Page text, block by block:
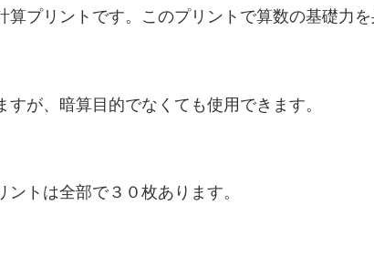
算プリントです。このプリントで算数の基礎力
が、暗算目的でなくても使用できます。
トは全部で３０枚あります。